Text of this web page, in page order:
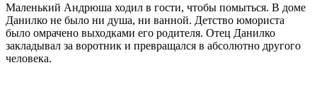
Маленький Андрюша ходил в гости, чтобы помыться. В доме
Данилко не было ни душа, ни ванной. Детство юмориста
было омрачено выходками его родителя. Отец Данилко
закладывал за воротник и превращался в абсолютно другого
человека.